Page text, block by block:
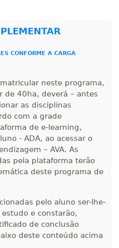
dias
R$ 1.487,06
Matricular
dias
R$ 1.586,20
Matricular
dias
R$ 1.784,48
Matricular
CONFORME A CARGA
neste programa,
de 40ha, deverá – antes
as disciplinas
com a grade
de e-learning,
- ADA, ao acessar o
– AVA. As
pela plataforma terão
deste programa de
pelo aluno ser-lhe-
e constarão,
de conclusão
deste conteúdo acima